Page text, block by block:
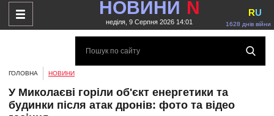
НОВИНИ N
неділя, 9 Серпня 2026 14:01 1628 днів війни
RU
ГОЛОВНА НОВИНИ
У Миколаєві горіли об'єкт енергетики та
будинки після атак дронів: фото та відео